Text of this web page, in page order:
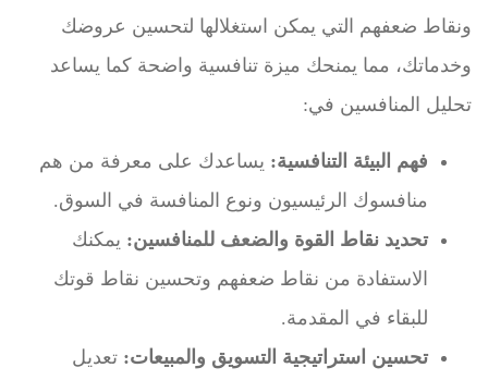
ونقاط ضعفهم التي يمكن استغلالها لتحسين عروضك
وخدماتك، مما يمنحك ميزة تنافسية واضحة كما يساعد
تحليل المنافسين في:
فهم البيئة التنافسية: يساعدك على معرفة من هم
منافسوك الرئيسيون ونوع المنافسة في السوق.
تحديد نقاط القوة والضعف للمنافسين: يمكنك
الاستفادة من نقاط ضعفهم وتحسين نقاط قوتك
للبقاء في المقدمة.
تحسين استراتيجية التسويق والمبيعات: تعديل